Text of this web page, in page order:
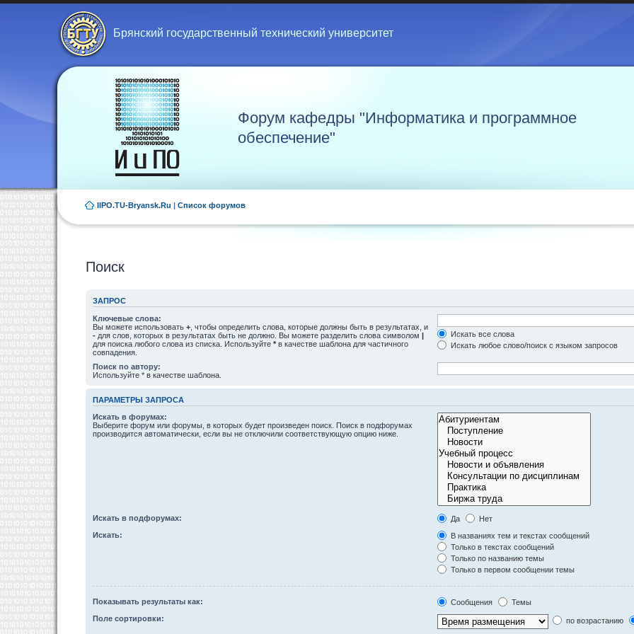
Брянский государственный технический университет
Форум кафедры "Информатика и программное
обеспечение"
IIPO.TU-Bryansk.Ru | Список форумов
Поиск
ЗАПРОС
Ключевые слова:
Вы можете использовать + , чтобы определить слова, которые должны быть в результатах, и
- для слов, которых в результатах быть не должно. Вы можете разделить слова символом |
для поиска любого слова из списка. Используйте * в качестве шаблона для частичного
совпадения.
Искать все слова
Искать любое слово/поиск с языком запросов
Поиск по автору:
Используйте * в качестве шаблона.
ПАРАМЕТРЫ ЗАПРОСА
Искать в форумах:
Выберите форум или форумы, в которых будет произведен поиск. Поиск в подфорумах
производится автоматически, если вы не отключили соответствующую опцию ниже.
Искать в подфорумах: Да
Нет
Искать:
В названиях тем и текстах сообщений
Только в текстах сообщений
Только по названию темы
Только в первом сообщении темы
Показывать результаты как: Сообщения
Темы
Поле сортировки:
по возрастанию